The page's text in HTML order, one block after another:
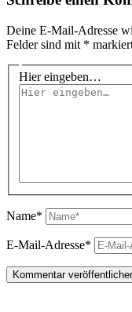
Deine E-Mail-Adresse
Felder sind mit *
Hier eingeben…
Name*
E-Mail-Adresse*